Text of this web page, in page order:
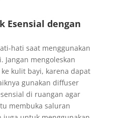
Esensial dengan
hati saat menggunakan
Jangan mengoleskan
kulit bayi, karena dapat
gunakan diffuser
di ruangan agar
membuka saluran